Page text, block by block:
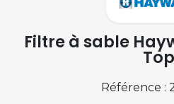
Filtre à sable
Top
Référence :